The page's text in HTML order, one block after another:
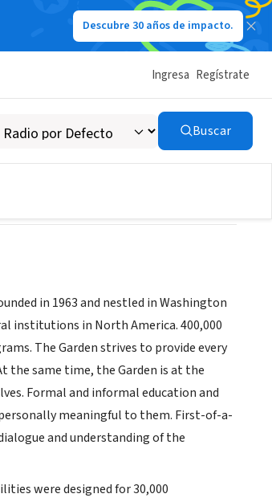
Descubre 30 años de impacto.
Ingresa Regístrate
Buscar
in 1963 and nestled in Washington
institutions in North America. 400,000
The Garden strives to provide every
the same time, the Garden is at the
Formal and informal education and
meaningful to them. First-of-a-
and understanding of the
were designed for 30,000